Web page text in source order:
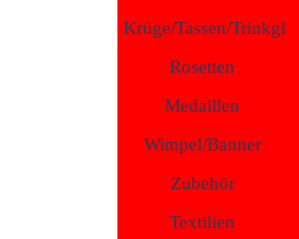
Krüge/Tassen/
Rosetten
Medaillen
Wimpel/Banner
Zubehör
Textilien